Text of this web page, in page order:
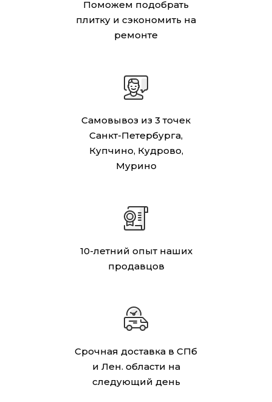
Поможем подобрать
плитку и сэкономить на
ремонте
Самовывоз из 3 точек
Санкт-Петербурга,
Купчино, Кудрово,
Мурино
10-летний опыт наших
продавцов
Срочная доставка в СПб
и Лен. области на
следующий день